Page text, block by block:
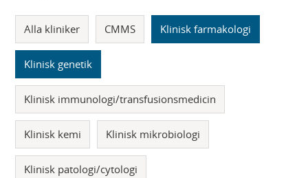
Alla kliniker CMMS Klinisk farmakologi
Klinisk genetik
Klinisk immunologi/transfusionsmedicin
Klinisk kemi Klinisk mikrobiologi
Klinisk patologi/cytologi